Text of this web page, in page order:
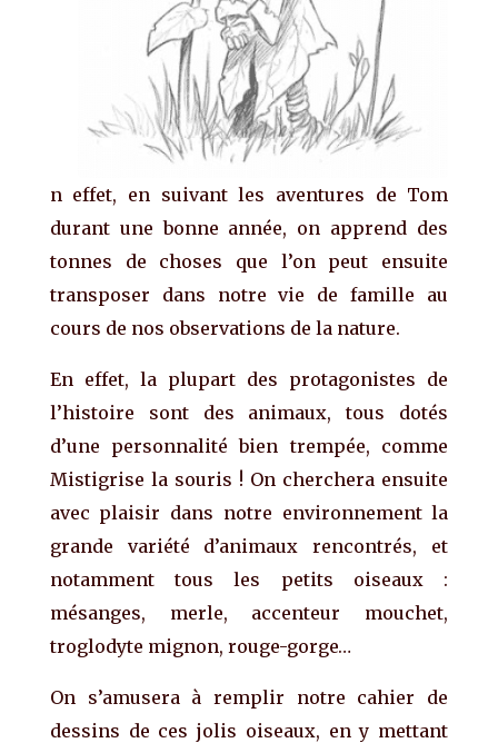
n effet, en suivant les aventures de Tom
durant une bonne année, on apprend des
tonnes de choses que l’on peut ensuite
transposer dans notre vie de famille au
cours de nos observations de la nature.
En effet, la plupart des protagonistes de
l’histoire sont des animaux, tous dotés
d’une personnalité bien trempée, comme
Mistigrise la souris ! On cherchera ensuite
avec plaisir dans notre environnement la
grande variété d’animaux rencontrés, et
notamment tous les petits oiseaux :
mésanges, merle, accenteur mouchet,
troglodyte mignon, rouge-gorge…
On s’amusera à remplir notre cahier de
dessins de ces jolis oiseaux, en y mettant